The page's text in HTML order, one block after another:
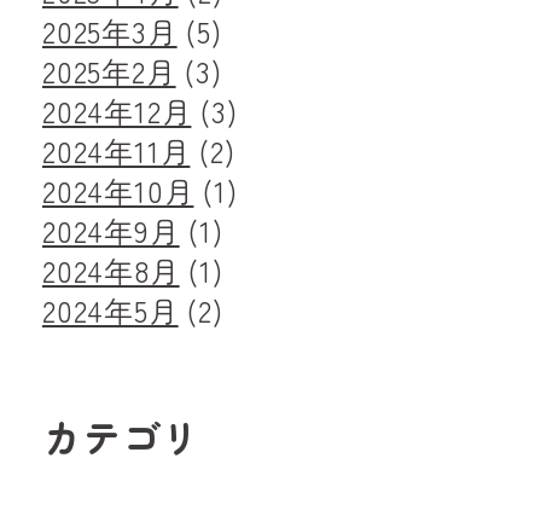
2025年3月 (5)
2025年2月 (3)
2024年12月 (3)
2024年11月 (2)
2024年10月 (1)
2024年9月 (1)
2024年8月 (1)
2024年5月 (2)
カテゴリ